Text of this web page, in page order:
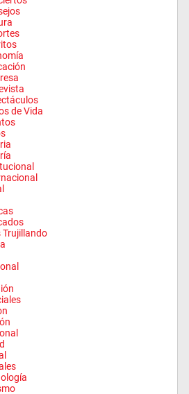
de Vida
Trujillando